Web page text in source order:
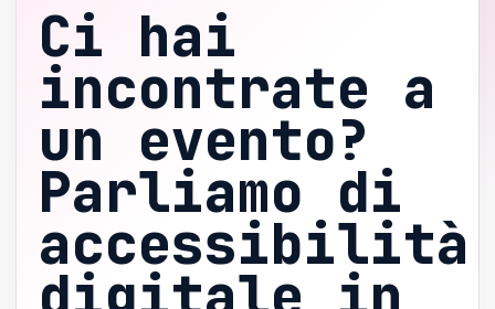
Ci hai
incontrate a
un evento?
Parliamo di
accessibilità